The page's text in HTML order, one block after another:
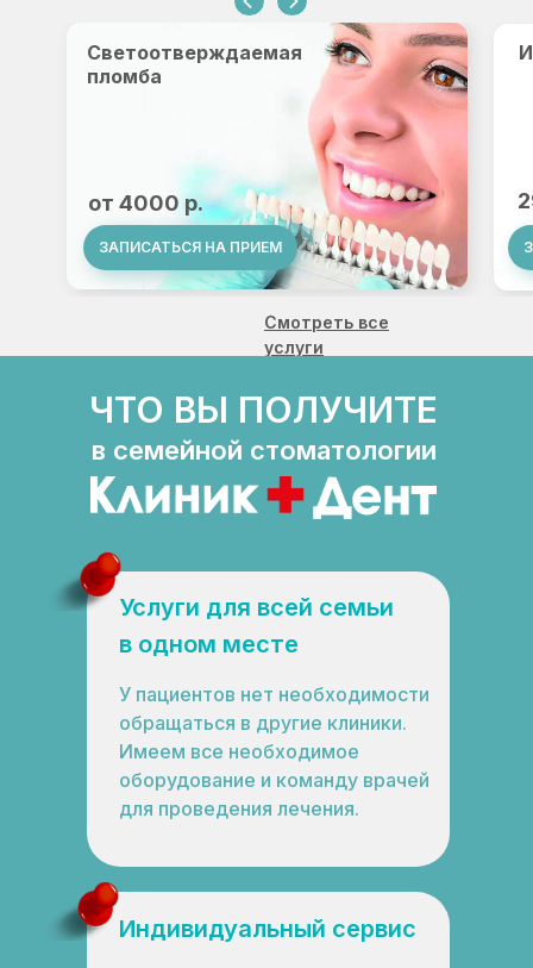
Пломба-реставрация 6700 ₽
ЗАПИСАТЬСЯ НА ПРИЕМ
Светоотверждаемая
пломба
от 4000 р.
Смотреть все
услуги
в семейной стоматологии
ЧТО ВЫ ПОЛУЧИТЕ
Услуги для всей семьи
в одном месте
У пациентов нет необходимости
обращаться в другие клиники.
Имеем все необходимое
оборудование и команду врачей
для проведения лечения.
Индивидуальный сервис